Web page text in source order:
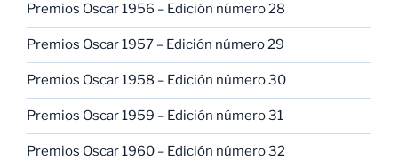
Premios Oscar 1956 – Edición número 28
Premios Oscar 1957 – Edición número 29
Premios Oscar 1958 – Edición número 30
Premios Oscar 1959 – Edición número 31
Premios Oscar 1960 – Edición número 32